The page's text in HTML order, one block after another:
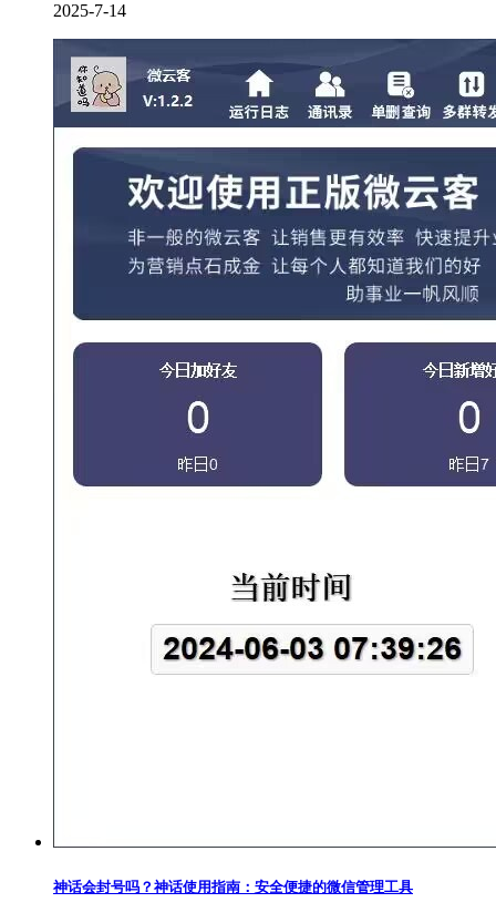
2025-7-14
神话会封号吗？神话使用指南：安全便捷的微信管理工具